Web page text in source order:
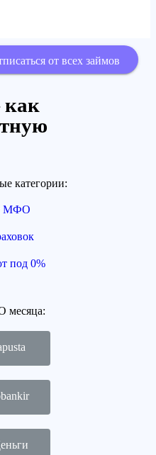
от всех займов
категории:
МФО
под 0%
месяца: